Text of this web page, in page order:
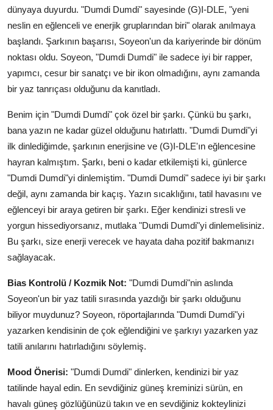
dünyaya duyurdu. "Dumdi Dumdi" sayesinde (G)I-DLE, "yeni
neslin en eğlenceli ve enerjik gruplarından biri" olarak anılmaya
başlandı. Şarkının başarısı, Soyeon'un da kariyerinde bir dönüm
noktası oldu. Soyeon, "Dumdi Dumdi" ile sadece iyi bir rapper,
yapımcı, cesur bir sanatçı ve bir ikon olmadığını, aynı zamanda
bir yaz tanrıçası olduğunu da kanıtladı.
Benim için "Dumdi Dumdi" çok özel bir şarkı. Çünkü bu şarkı,
bana yazın ne kadar güzel olduğunu hatırlattı. "Dumdi Dumdi"yi
ilk dinlediğimde, şarkının enerjisine ve (G)I-DLE'ın eğlencesine
hayran kalmıştım. Şarkı, beni o kadar etkilemişti ki, günlerce
"Dumdi Dumdi"yi dinlemiştim. "Dumdi Dumdi" sadece iyi bir şarkı
değil, aynı zamanda bir kaçış. Yazın sıcaklığını, tatil havasını ve
eğlenceyi bir araya getiren bir şarkı. Eğer kendinizi stresli ve
yorgun hissediyorsanız, mutlaka "Dumdi Dumdi"yi dinlemelisiniz.
Bu şarkı, size enerji verecek ve hayata daha pozitif bakmanızı
sağlayacak.
Bias Kontrolü / Kozmik Not: "Dumdi Dumdi"nin aslında
Soyeon'un bir yaz tatili sırasında yazdığı bir şarkı olduğunu
biliyor muydunuz? Soyeon, röportajlarında "Dumdi Dumdi"yi
yazarken kendisinin de çok eğlendiğini ve şarkıyı yazarken yaz
tatili anılarını hatırladığını söylemiş.
Mood Önerisi: "Dumdi Dumdi" dinlerken, kendinizi bir yaz
tatilinde hayal edin. En sevdiğiniz güneş kreminizi sürün, en
havalı güneş gözlüğünüzü takın ve en sevdiğiniz kokteylinizi